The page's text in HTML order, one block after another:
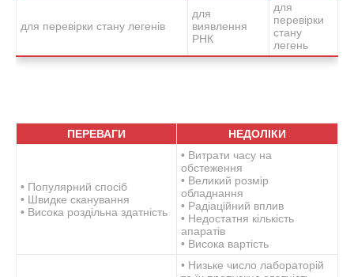
для перевірки стану легенів
для
виявлення
РНК
для
перевірки
стану
легень
ПЕРЕВАГИ НЕДОЛІКИ
• Популярний спосіб
• Швидке сканування
• Висока роздільна здатність
• Витрати часу на
обстеження
• Великий розмір
обладнання
• Радіаційний вплив
• Недостатня кількість
апаратів
• Висока вартість
• Низьке число лабораторій